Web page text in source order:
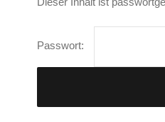
Passwort: